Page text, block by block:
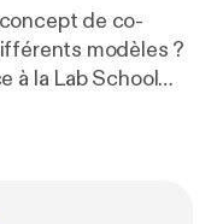
de co-
modèles ?
à la Lab School